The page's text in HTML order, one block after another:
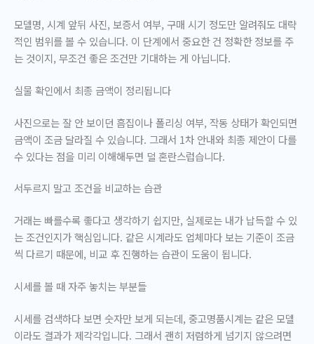
모델명, 시계 앞뒤 사진, 보증서 여부, 구매 시기 정도만 알려줘도 대략
적인 범위를 볼 수 있습니다. 이 단계에서 중요한 건 정확한 정보를 주
는 것이지, 무조건 좋은 조건만 기대하는 게 아닙니다.
실물 확인에서 최종 금액이 정리됩니다
사진으로는 잘 안 보이던 흠집이나 폴리싱 여부, 작동 상태가 확인되면
금액이 조금 달라질 수 있습니다. 그래서 1차 안내와 최종 제안이 다를
수 있다는 점을 미리 이해해두면 덜 혼란스럽습니다.
서두르지 말고 조건을 비교하는 습관
거래는 빠를수록 좋다고 생각하기 쉽지만, 실제로는 내가 납득할 수 있
는 조건인지가 핵심입니다. 같은 시계라도 업체마다 보는 기준이 조금
씩 다르기 때문에, 비교 후 진행하는 습관이 도움이 됩니다.
시세를 볼 때 자주 놓치는 부분들
시세를 검색하다 보면 숫자만 보게 되는데, 중고명품시계는 같은 모델
이라도 결과가 제각각입니다. 그래서 괜히 저렴하게 넘기지 않으려면